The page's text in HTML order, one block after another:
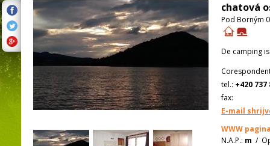
chatová
Pod Borným
De camping
tel.: +420 737
fax:
E-mail
WWW
N.A.P.: m /